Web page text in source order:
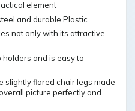
element
and durable Plastic
not only with its attractive
holders and is easy to
slightly flared chair legs made
picture perfectly and